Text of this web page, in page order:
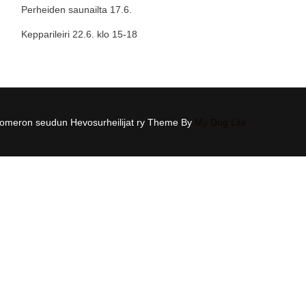
Perheiden saunailta 17.6.
Kepparileiri 22.6. klo 15-18
seudun Hevosurheilijat ry Theme By